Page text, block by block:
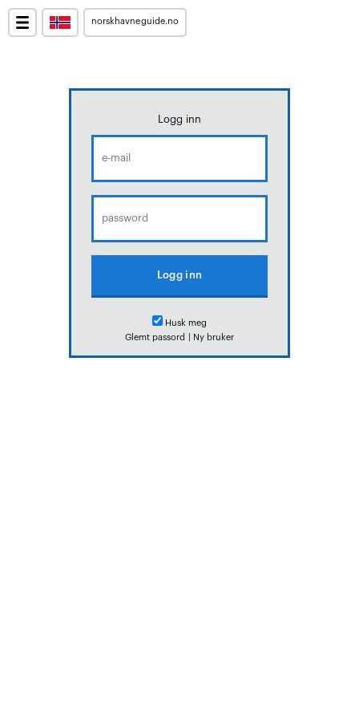
norskhavneguide.no
Logg inn
Husk meg
Glemt passord
Ny bruker